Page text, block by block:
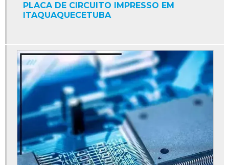
PLACA DE CIRCUITO IMPRESSO EM
ITAQUAQUECETUBA